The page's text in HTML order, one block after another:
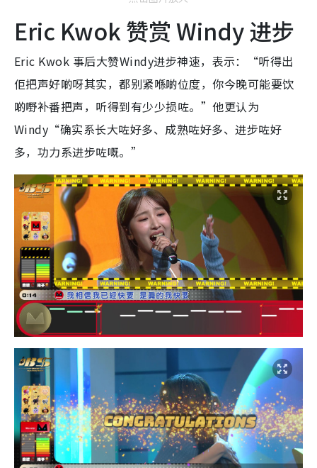
Eric Kwok 赞赏 Windy 进步
Eric Kwok 事后大赞Windy进步神速，表示：“听得出
佢把声好啲呀其实，都别紧喺啲位度，你今晚可能要饮
啲嘢补番把声，听得到有少少损咗。”他更认为
Windy“确实系长大咗好多、成熟咗好多、进步咗好
多，功力系进步咗嘅。”